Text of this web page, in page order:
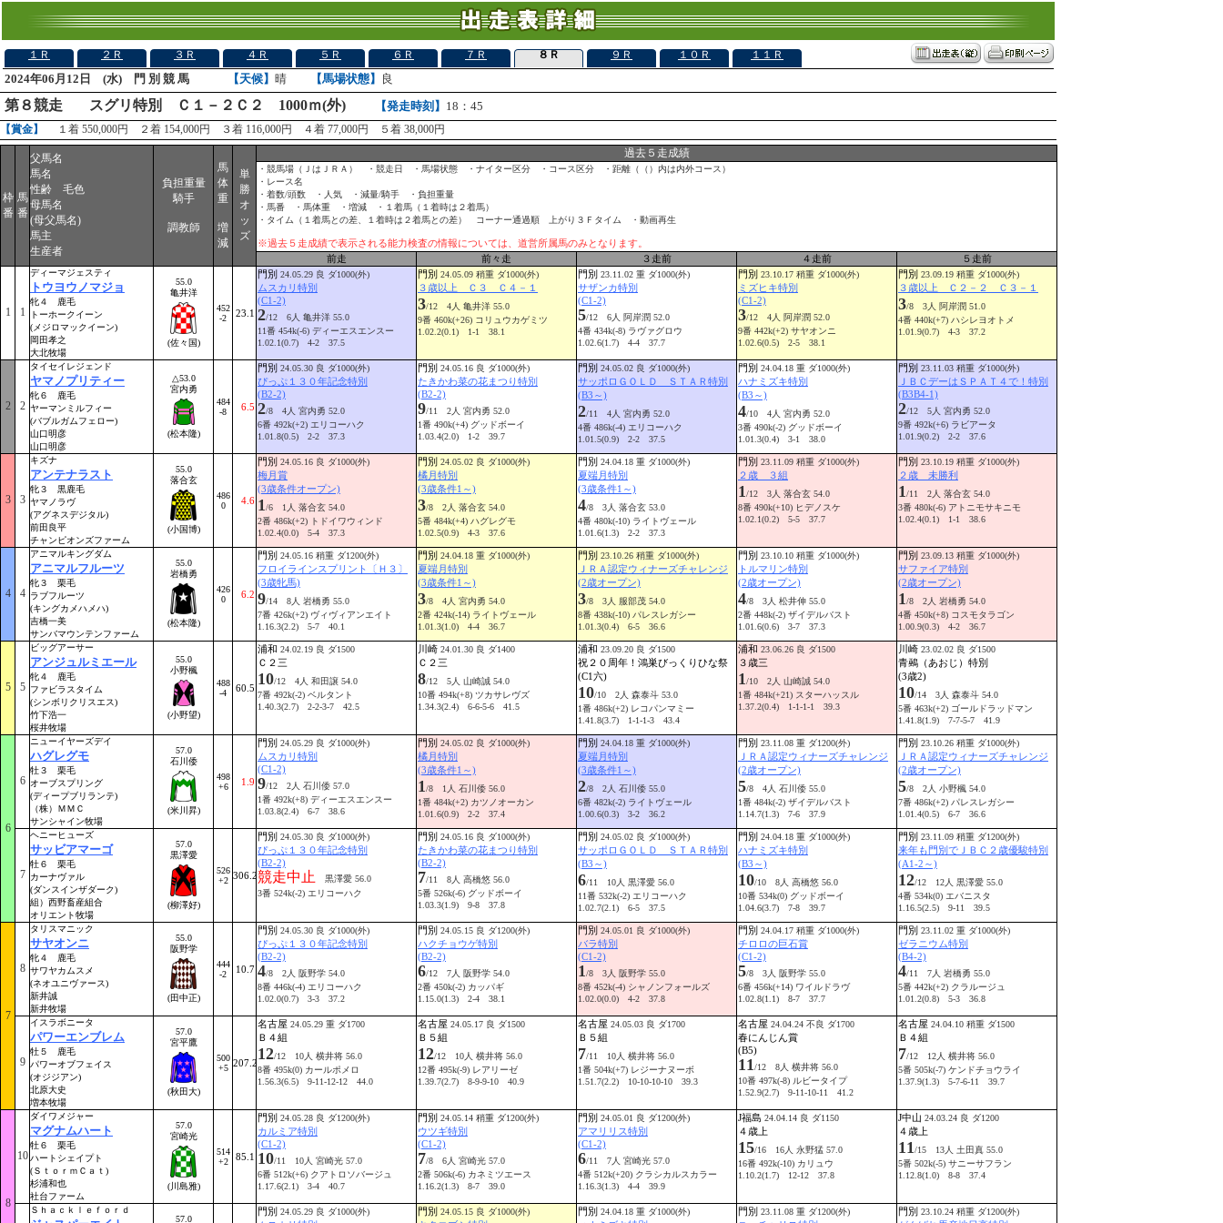
１Ｒ ２Ｒ ３Ｒ ４Ｒ ５Ｒ ６Ｒ ７Ｒ ８Ｒ ９Ｒ １０Ｒ １１Ｒ
2024年06月12日 (水) 門 別 競 馬 【天候】 晴 【馬場状態】 良
第８競走 スグリ特別 Ｃ１－２Ｃ２ 1000ｍ(外) 【発走時刻】 18：45
【賞金】 １着 550,000円 ２着 154,000円 ３着 116,000円 ４着 77,000円 ５着 38,000円
枠
番
馬
番
父馬名
馬名
性齢 毛色
母馬名
(母父馬名)
馬主
生産者
負担重量
騎手
調教師
馬
体
重
増
減
単
勝
オ
ッ
ズ
過去５走成績
・競馬場（ＪはＪＲＡ） ・競走日 ・馬場状態 ・ナイター区分 ・コース区分 ・距離（（）内は内外コース）
・レース名
・着数/頭数 ・人気 ・減量/騎手 ・負担重量
・馬番 ・馬体重 ・増減 ・１着馬（１着時は２着馬）
・タイム（１着馬との差、１着時は２着馬との差） コーナー通過順 上がり３Ｆタイム ・動画再生
※過去５走成績で表示される能力検査の情報については、道営所属馬のみとなります。
前走
前々走 ３走前 ４走前 ５走前
1 1
ディーマジェスティ
トウヨウノマジョ
牝４ 鹿毛
トーホークイーン
(メジロマックイーン)
岡田孝之
大北牧場
55.0
亀井洋
(佐々国)
452
-2
23.1
門別 24.05.29 良 ダ1000(外)
ムスカリ特別
(C1-2)
2/12 6人 亀井洋 55.0
11番 454k(-6) ディーエスエンスー
1.02.1(0.7) 4-2 37.5
門別 24.05.09 稍重 ダ1000(外)
３歳以上 Ｃ３ Ｃ４－１
3/12 4人 亀井洋 55.0
9番 460k(+26) コリュウカゲミツ
1.02.2(0.1) 1-1 38.1
門別 23.11.02 重 ダ1000(外)
サザンカ特別
(C1-2)
5/12 6人 阿岸潤 52.0
4番 434k(-8) ラヴァグロウ
1.02.6(1.7) 4-4 37.7
門別 23.10.17 稍重 ダ1000(外)
ミズヒキ特別
(C1-2)
3/12 4人 阿岸潤 52.0
9番 442k(+2) サヤオンニ
1.02.6(0.5) 2-5 38.1
門別 23.09.19 稍重 ダ1000(外)
３歳以上 Ｃ２－２ Ｃ３－１
3/8 3人 阿岸潤 51.0
4番 440k(+7) ハシレヨオトメ
1.01.9(0.7) 4-3 37.2
2 2
タイセイレジェンド
ヤマノプリティー
牝６ 鹿毛
ヤーマンミルフィー
(バブルガムフェロー)
山口明彦
山口明彦
△53.0
宮内勇
(松本隆)
484
-8
6.5
門別 24.05.30 良 ダ1000(外)
ぴっぷ１３０年記念特別
(B2-2)
2/8 4人 宮内勇 52.0
6番 492k(+2) エリコーハク
1.01.8(0.5) 2-2 37.3
門別 24.05.16 良 ダ1000(外)
たきかわ菜の花まつり特別
(B2-2)
9/11 2人 宮内勇 52.0
1番 490k(+4) グッドボーイ
1.03.4(2.0) 1-2 39.7
門別 24.05.02 良 ダ1000(外)
サッポロＧＯＬＤ ＳＴＡＲ特別
(B3～)
2/11 4人 宮内勇 52.0
4番 486k(-4) エリコーハク
1.01.5(0.9) 2-2 37.5
門別 24.04.18 重 ダ1000(外)
ハナミズキ特別
(B3～)
4/10 4人 宮内勇 52.0
3番 490k(-2) グッドボーイ
1.01.3(0.4) 3-1 38.0
門別 23.11.03 稍重 ダ1000(外)
ＪＢＣデーはＳＰＡＴ４で！特別
(B3B4-1)
2/12 5人 宮内勇 52.0
9番 492k(+6) ラビアータ
1.01.9(0.2) 2-2 37.6
3 3
キズナ
アンテナラスト
牝３ 黒鹿毛
ヤマノラヴ
(アグネスデジタル)
前田良平
チャンピオンズファーム
55.0
落合玄
(小国博)
486
0
4.6
門別 24.05.16 良 ダ1000(外)
梅月賞
(3歳条件オープン)
1/6 1人 落合玄 54.0
2番 486k(+2) トドイワウィンド
1.02.4(0.0) 5-4 37.3
門別 24.05.02 良 ダ1000(外)
橘月特別
(3歳条件1～)
3/8 2人 落合玄 54.0
5番 484k(+4) ハグレグモ
1.02.5(0.9) 4-3 37.6
門別 24.04.18 重 ダ1000(外)
夏端月特別
(3歳条件1～)
4/8 3人 落合玄 53.0
4番 480k(-10) ライトヴェール
1.01.6(1.3) 2-2 37.3
門別 23.11.09 稍重 ダ1000(外)
２歳 ３組
1/12 3人 落合玄 54.0
8番 490k(+10) ヒデノスケ
1.02.1(0.2) 5-5 37.7
門別 23.10.19 稍重 ダ1000(外)
２歳 未勝利
1/11 2人 落合玄 54.0
3番 480k(-6) アトニモサキニモ
1.02.4(0.1) 1-1 38.6
4 4
アニマルキングダム
アニマルフルーツ
牝３ 栗毛
ラブフルーツ
(キングカメハメハ)
吉橋一美
サンバマウンテンファーム
55.0
岩橋勇
(松本隆)
426
0
6.2
門別 24.05.16 稍重 ダ1200(外)
フロイラインスプリント〔Ｈ３〕
(3歳牝馬)
9/14 8人 岩橋勇 55.0
7番 426k(+2) ヴィヴィアンエイト
1.16.3(2.2) 5-7 40.1
門別 24.04.18 重 ダ1000(外)
夏端月特別
(3歳条件1～)
3/8 4人 宮内勇 54.0
2番 424k(-14) ライトヴェール
1.01.3(1.0) 4-4 36.7
門別 23.10.26 稍重 ダ1000(外)
ＪＲＡ認定ウィナーズチャレンジ
(2歳オープン)
3/8 3人 服部茂 54.0
8番 438k(-10) パレスレガシー
1.01.3(0.4) 6-5 36.6
門別 23.10.10 稍重 ダ1000(外)
トルマリン特別
(2歳オープン)
4/8 3人 松井伸 55.0
2番 448k(-2) ザイデルバスト
1.01.6(0.6) 3-7 37.3
門別 23.09.13 稍重 ダ1000(外)
サファイア特別
(2歳オープン)
1/8 2人 岩橋勇 54.0
4番 450k(+8) コスモタラゴン
1.00.9(0.3) 4-2 36.7
5 5
ビッグアーサー
アンジュルミエール
牝４ 鹿毛
ファビラスタイム
(シンボリクリスエス)
竹下浩一
桜井牧場
55.0
小野楓
(小野望)
488
-4
60.5
浦和 24.02.19 良 ダ1500
Ｃ２三
10/12 4人 和田譲 54.0
7番 492k(-2) ベルタント
1.40.3(2.7) 2-2-3-7 42.5
川崎 24.01.30 良 ダ1400
Ｃ２三
8/12 5人 山崎誠 54.0
10番 494k(+8) ツカサレヴズ
1.34.3(2.4) 6-6-5-6 41.5
浦和 23.09.20 良 ダ1500
祝２０周年！鴻巣びっくりひな祭
(C1六)
10/10 2人 森泰斗 53.0
1番 486k(+2) レコパンマミー
1.41.8(3.7) 1-1-1-3 43.4
浦和 23.06.26 良 ダ1500
３歳三
1/10 2人 山崎誠 54.0
1番 484k(+21) スターハッスル
1.37.2(0.4) 1-1-1-1 39.3
川崎 23.02.02 良 ダ1500
青鵐（あおじ）特別
(3歳2)
10/14 3人 森泰斗 54.0
5番 463k(+2) ゴールドラッドマン
1.41.8(1.9) 7-7-5-7 41.9
6
6
ニューイヤーズデイ
ハグレグモ
牡３ 栗毛
オーブスプリング
(ディープブリランテ)
（株）ＭＭＣ
サンシャイン牧場
57.0
石川倭
(米川昇)
498
+6
1.9
門別 24.05.29 良 ダ1000(外)
ムスカリ特別
(C1-2)
9/12 2人 石川倭 57.0
1番 492k(+8) ディーエスエンスー
1.03.8(2.4) 6-7 38.6
門別 24.05.02 良 ダ1000(外)
橘月特別
(3歳条件1～)
1/8 1人 石川倭 56.0
1番 484k(+2) カツノオーカン
1.01.6(0.9) 2-2 37.4
門別 24.04.18 重 ダ1000(外)
夏端月特別
(3歳条件1～)
2/8 2人 石川倭 55.0
6番 482k(-2) ライトヴェール
1.00.6(0.3) 3-2 36.2
門別 23.11.08 重 ダ1200(外)
ＪＲＡ認定ウィナーズチャレンジ
(2歳オープン)
5/8 4人 石川倭 55.0
1番 484k(-2) ザイデルバスト
1.14.7(1.3) 7-6 37.9
門別 23.10.26 稍重 ダ1000(外)
ＪＲＡ認定ウィナーズチャレンジ
(2歳オープン)
5/8 2人 小野楓 54.0
7番 486k(+2) パレスレガシー
1.01.4(0.5) 6-7 36.6
7
ヘニーヒューズ
サッビアマーゴ
牡６ 栗毛
カーナヴァル
(ダンスインザダーク)
組）西野畜産組合
オリエント牧場
57.0
黒澤愛
(柳澤好)
526
+2 306.2
門別 24.05.30 良 ダ1000(外)
ぴっぷ１３０年記念特別
(B2-2)
競走中止
黒澤愛 56.0
3番 524k(-2) エリコーハク
門別 24.05.16 良 ダ1000(外)
たきかわ菜の花まつり特別
(B2-2)
7/11 8人 高橋悠 56.0
5番 526k(-6) グッドボーイ
1.03.3(1.9) 9-8 37.8
門別 24.05.02 良 ダ1000(外)
サッポロＧＯＬＤ ＳＴＡＲ特別
(B3～)
6/11 10人 黒澤愛 56.0
11番 532k(-2) エリコーハク
1.02.7(2.1) 6-5 37.5
門別 24.04.18 重 ダ1000(外)
ハナミズキ特別
(B3～)
10/10 8人 高橋悠 56.0
10番 534k(0) グッドボーイ
1.04.6(3.7) 7-8 39.7
門別 23.11.09 稍重 ダ1200(外)
来年も門別でＪＢＣ２歳優駿特別
(A1-2～)
12/12 12人 黒澤愛 55.0
4番 534k(0) エバニスタ
1.16.5(2.5) 9-11 39.5
7
8
タリスマニック
サヤオンニ
牝４ 鹿毛
サワヤカムスメ
(ネオユニヴァース)
新井誠
新井牧場
55.0
阪野学
(田中正)
444
-2
10.7
門別 24.05.30 良 ダ1000(外)
ぴっぷ１３０年記念特別
(B2-2)
4/8 2人 阪野学 54.0
8番 446k(-4) エリコーハク
1.02.0(0.7) 3-3 37.2
門別 24.05.15 良 ダ1200(外)
ハクチョウゲ特別
(B2-2)
6/12 7人 阪野学 54.0
2番 450k(-2) カッパギ
1.15.0(1.3) 2-4 38.1
門別 24.05.01 良 ダ1000(外)
バラ特別
(C1-2)
1/8 3人 阪野学 55.0
8番 452k(-4) シャノンフォールズ
1.02.0(0.0) 4-2 37.8
門別 24.04.17 稍重 ダ1000(外)
チロロの巨石賞
(C1-2)
5/8 3人 阪野学 55.0
6番 456k(+14) ワイルドラヴ
1.02.8(1.1) 8-7 37.7
門別 23.11.02 重 ダ1000(外)
ゼラニウム特別
(B4-2)
4/11 7人 岩橋勇 55.0
5番 442k(+2) クラルージュ
1.01.2(0.8) 5-3 36.8
9
イスラボニータ
パワーエンブレム
牡５ 鹿毛
パワーオブフェイス
(オジジアン)
北原大史
増本牧場
57.0
宮平鷹
(秋田大)
500
+5 207.2
名古屋 24.05.29 重 ダ1700
Ｂ４組
12/12 10人 横井将 56.0
8番 495k(0) カールポメロ
1.56.3(6.5) 9-11-12-12 44.0
名古屋 24.05.17 良 ダ1500
Ｂ５組
12/12 10人 横井将 56.0
12番 495k(-9) レアリーゼ
1.39.7(2.7) 8-9-9-10 40.9
名古屋 24.05.03 良 ダ1700
Ｂ５組
7/11 10人 横井将 56.0
1番 504k(+7) レジーナヌーボ
1.51.7(2.2) 10-10-10-10 39.3
名古屋 24.04.24 不良 ダ1700
春にんじん賞
(B5)
11/12 8人 横井将 56.0
10番 497k(-8) ルビータイプ
1.52.9(2.7) 9-11-10-11 41.2
名古屋 24.04.10 稍重 ダ1500
Ｂ４組
7/12 12人 横井将 56.0
5番 505k(-7) ケンドチョウライ
1.37.9(1.3) 5-7-6-11 39.7
8
10
ダイワメジャー
マグナムハート
牡６ 栗毛
ハートシェイプト
(ＳｔｏｒｍＣａｔ)
杉浦和也
社台ファーム
57.0
宮崎光
(川島雅)
514
+2
85.1
門別 24.05.28 良 ダ1200(外)
カルミア特別
(C1-2)
10/11 10人 宮崎光 57.0
6番 512k(+6) クアトロソバージュ
1.17.6(2.1) 3-4 40.7
門別 24.05.14 稍重 ダ1200(外)
ウツギ特別
(C1-2)
7/8 6人 宮崎光 57.0
2番 506k(-6) カネミツエース
1.16.2(1.3) 8-7 39.0
門別 24.05.01 良 ダ1200(外)
アマリリス特別
(C1-2)
6/11 7人 宮崎光 57.0
4番 512k(+20) クラシカルスカラー
1.16.3(1.3) 4-4 39.9
J福島 24.04.14 良 ダ1150
４歳上
15/16 16人 永野猛 57.0
16番 492k(-10) カリュウ
1.10.2(1.7) 12-12 37.8
J中山 24.03.24 良 ダ1200
４歳上
11/15 13人 土田真 55.0
5番 502k(-5) サニーサフラン
1.12.8(1.0) 8-8 37.4
Ｓｈａｃｋｌｅｆｏｒｄ
57.0
門別 24.05.29 良 ダ1000(外) 門別 24.05.15 良 ダ1000(外) 門別 24.04.18 重 ダ1000(外) 門別 23.11.08 重 ダ1200(外) 門別 23.10.24 稍重 ダ1200(外)